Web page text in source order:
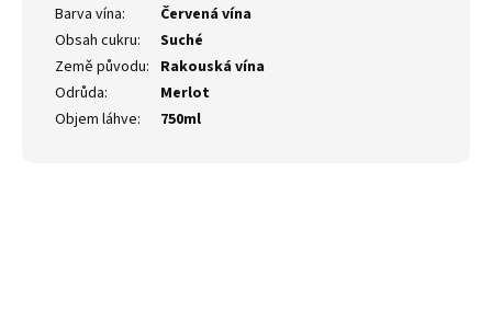
Barva vína:
Červená vína
Obsah cukru:
Suché
Země původu: Rakouská vína
Odrůda:
Merlot
Objem láhve: 750ml